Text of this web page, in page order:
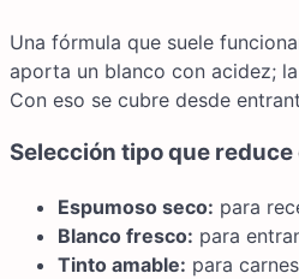
Una fórmula que suele
aporta un blanco con acidez;
Con eso se cubre desde
Selección tipo que
Espumoso seco: para
Blanco fresco: para
Tinto amable: para